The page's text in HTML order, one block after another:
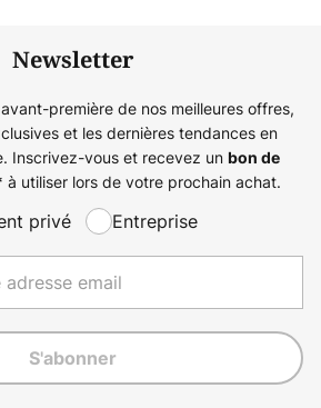
Newsletter
première de nos meilleures offres,
et les dernières tendances en
Inscrivez-vous et recevez un bon de
à utiliser lors de votre prochain achat.
privé Entreprise
S'abonner